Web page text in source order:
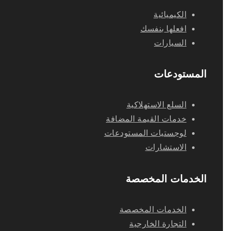
الكيميائية
افعلها بنفسك
السيارات
المستودعات
السلع الاستهلاكية
خدمات القيمة المضافة
لوجستيات المستودعات
الاستشارات
الخدمات المخصصة
الخدمات المخصصة
التجارة الخارجية